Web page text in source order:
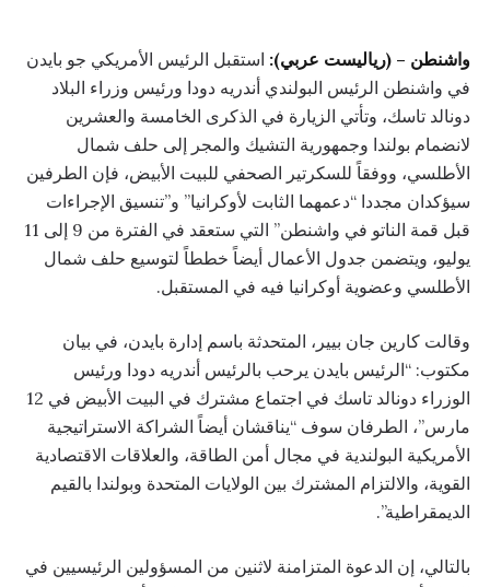
واشنطن – (رياليست عربي): استقبل الرئيس الأمريكي جو بايدن
في واشنطن الرئيس البولندي أندريه دودا ورئيس وزراء البلاد
دونالد تاسك، وتأتي الزيارة في الذكرى الخامسة والعشرين
لانضمام بولندا وجمهورية التشيك والمجر إلى حلف شمال
الأطلسي، ووفقاً للسكرتير الصحفي للبيت الأبيض، فإن الطرفين
سيؤكدان مجددا “دعمهما الثابت لأوكرانيا” و”تنسيق الإجراءات
قبل قمة الناتو في واشنطن” التي ستعقد في الفترة من 9 إلى 11
يوليو، ويتضمن جدول الأعمال أيضاً خططاً لتوسيع حلف شمال
الأطلسي وعضوية أوكرانيا فيه في المستقبل.
وقالت كارين جان بيير، المتحدثة باسم إدارة بايدن، في بيان
مكتوب: “الرئيس بايدن يرحب بالرئيس أندريه دودا ورئيس
الوزراء دونالد تاسك في اجتماع مشترك في البيت الأبيض في 12
مارس”، الطرفان سوف “يناقشان أيضاً الشراكة الاستراتيجية
الأمريكية البولندية في مجال أمن الطاقة، والعلاقات الاقتصادية
القوية، والالتزام المشترك بين الولايات المتحدة وبولندا بالقيم
الديمقراطية”.
بالتالي، إن الدعوة المتزامنة لاثنين من المسؤولين الرئيسيين في